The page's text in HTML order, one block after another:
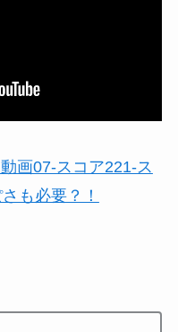
画07-スコア221-ス
も必要？！